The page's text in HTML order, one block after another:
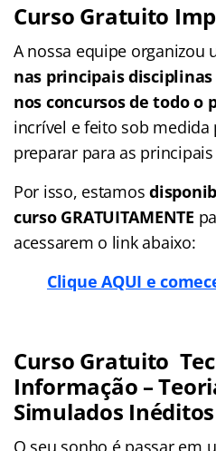
Curso Gratuito
A nossa equipe organizou
nas principais
nos concursos de todo o
incrível e feito sob medida
preparar para as principais
Por isso, estamos
curso GRATUITAMENTE
acessarem o link abaixo:
Clique AQUI e
Curso Gratuito
Informação –
Simulados Inéditos
O seu sonho é passar em